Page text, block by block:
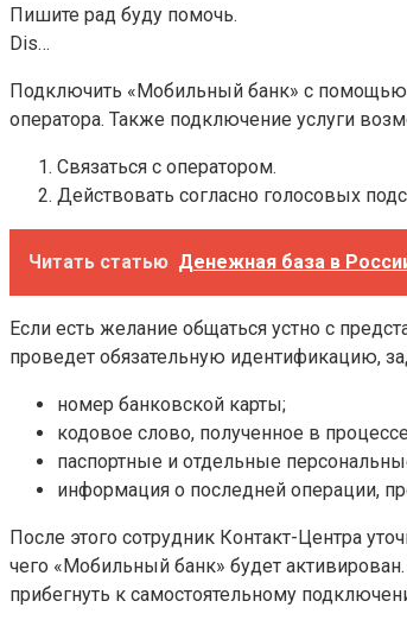
Пишите рад буду помочь.
Dis…
Подключить «Мобильный банк» с помощью
оператора. Также подключение услуги
Связаться с оператором.
Действовать согласно голосовых
Читать статью Денежная база в
Если есть желание общаться устно с
проведет обязательную идентификацию,
номер банковской карты;
кодовое слово, полученное в
паспортные и отдельные
информация о последней операции,
После этого сотрудник Контакт-Центра
чего «Мобильный банк» будет
прибегнуть к самостоятельному